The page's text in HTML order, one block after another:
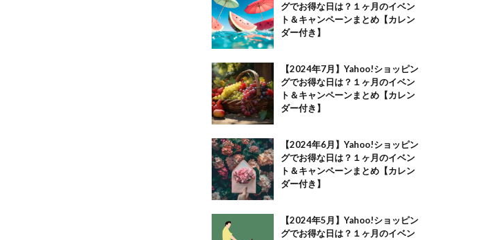
グでお得な日は？１ヶ月のイベン
ト＆キャンペーンまとめ【カレン
ダー付き】
【2024年7月】Yahoo!ショッピン
グでお得な日は？１ヶ月のイベン
ト＆キャンペーンまとめ【カレン
ダー付き】
【2024年6月】Yahoo!ショッピン
グでお得な日は？１ヶ月のイベン
ト＆キャンペーンまとめ【カレン
ダー付き】
【2024年5月】Yahoo!ショッピン
グでお得な日は？１ヶ月のイベン